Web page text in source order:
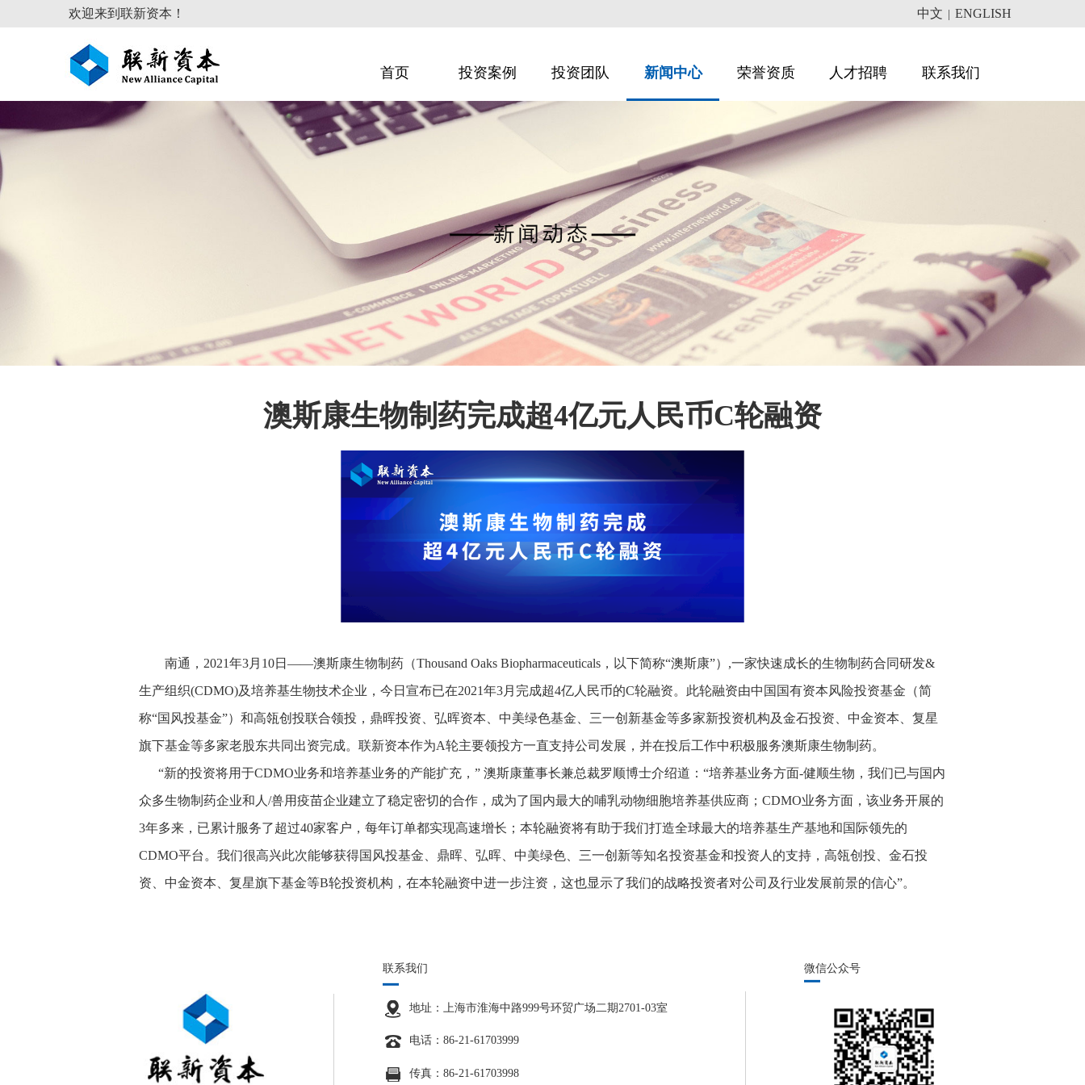
欢迎来到联新资本！ 中文 | ENGLISH
首页 投资案例 投资团队 新闻中心 荣誉资质 人才招聘 联系我们
澳斯康生物制药完成超4亿元人民币C轮融资
南通，2021年3月10日——澳斯康生物制药（Thousand Oaks Biopharmaceuticals，以下简称“澳斯康”）,一家快速成长的生物制药合同研发&
生产组织(CDMO)及培养基生物技术企业，今日宣布已在2021年3月完成超4亿人民币的C轮融资。此轮融资由中国国有资本风险投资基金（简
称“国风投基金”）和高瓴创投联合领投，鼎晖投资、弘晖资本、中美绿色基金、三一创新基金等多家新投资机构及金石投资、中金资本、复星
旗下基金等多家老股东共同出资完成。联新资本作为A轮主要领投方一直支持公司发展，并在投后工作中积极服务澳斯康生物制药。
“新的投资将用于CDMO业务和培养基业务的产能扩充，” 澳斯康董事长兼总裁罗顺博士介绍道：“培养基业务方面-健顺生物，我们已与国内
众多生物制药企业和人/兽用疫苗企业建立了稳定密切的合作，成为了国内最大的哺乳动物细胞培养基供应商；CDMO业务方面，该业务开展的
3年多来，已累计服务了超过40家客户，每年订单都实现高速增长；本轮融资将有助于我们打造全球最大的培养基生产基地和国际领先的
CDMO平台。我们很高兴此次能够获得国风投基金、鼎晖、弘晖、中美绿色、三一创新等知名投资基金和投资人的支持，高瓴创投、金石投
资、中金资本、复星旗下基金等B轮投资机构，在本轮融资中进一步注资，这也显示了我们的战略投资者对公司及行业发展前景的信心”。
联系我们
地址：上海市淮海中路999号环贸广场二期2701-03室
电话：86-21-61703999
传真：86-21-61703998
微信公众号